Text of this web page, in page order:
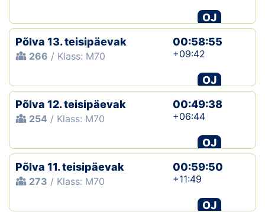
OJ
Põlva 13. teisipäevak
266 / Klass: M70
00:58:55
+09:42
OJ
Põlva 12. teisipäevak
254 / Klass: M70
00:49:38
+06:44
OJ
Põlva 11. teisipäevak
273 / Klass: M70
00:59:50
+11:49
OJ